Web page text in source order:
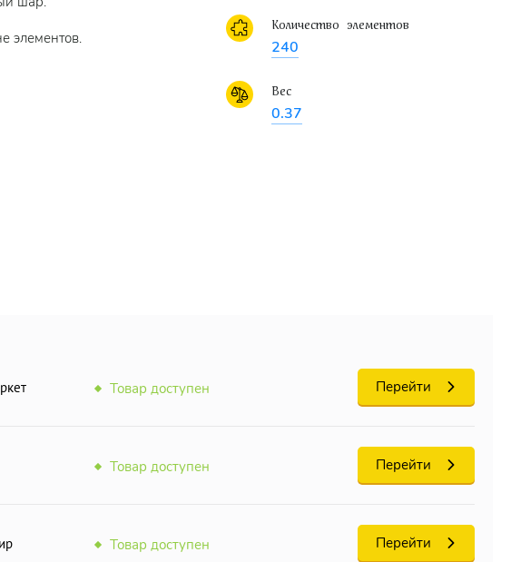
элементов.
Количество элементов
240
Вес
0.37
Товар доступен Перейти
Товар доступен Перейти
Товар доступен Перейти